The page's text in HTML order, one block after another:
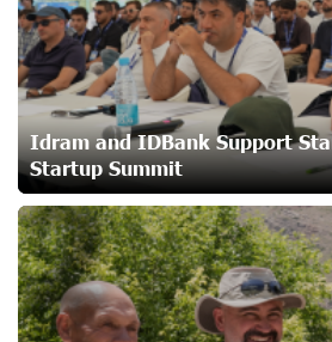
Ucom Sales and Service
Yerevanyan Street in Yeghvard
Up to 25% idcoin when
Idram&IDBank
Converse Bank Named
Consumers by Euromoney
Idram and IDBank Support
Startup Summit
2